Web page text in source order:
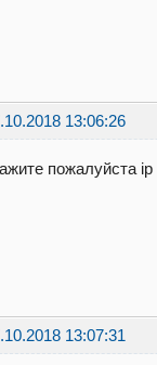
13:06:26
пожалуйста ip
13:07:31